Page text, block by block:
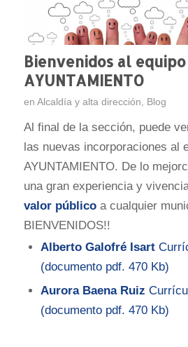
Bienvenidos al equipo
AYUNTAMIENTO
en Alcaldía y alta dirección Blog
Al final de la sección, puede
las nuevas incorporaciones al
AYUNTAMIENTO. De lo
una gran experiencia y
valor públicoa cualquier
BIENVENIDOS!!
Alberto Galofré Isart
(documento pdf. 470 Kb)
Aurora Baena Ruiz
(documento pdf. 470 Kb)